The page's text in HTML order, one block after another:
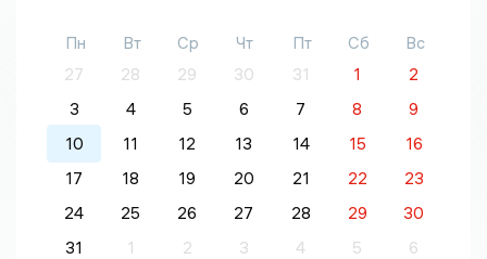
Пн Вт Ср Чт Пт Сб
Вс
27
28 29 30 31 1
2
3
4 5 6 7 8
9
10
11 12 13 14 15
16
17
18 19 20 21 22
23
24
25 26 27 28 29
30
31
1 2 3 4 5 6